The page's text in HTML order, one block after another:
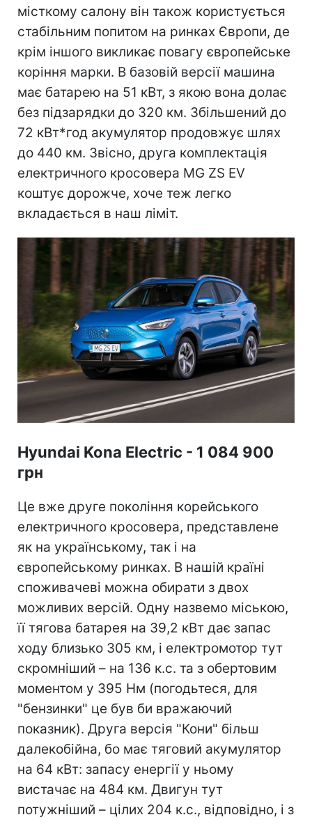
місткому салону він також користується
стабільним попитом на ринках Європи, де
крім іншого викликає повагу європейське
коріння марки. В базовій версії машина
має батарею на 51 кВт, з якою вона долає
без підзарядки до 320 км. Збільшений до
72 кВт*год акумулятор продовжує шлях
до 440 км. Звісно, друга комплектація
електричного кросовера MG ZS EV
коштує дорожче, хоче теж легко
вкладається в наш ліміт.
Hyundai Kona Electric - 1 084 900
грн
Це вже друге покоління корейського
електричного кросовера, представлене
як на українському, так і на
європейському ринках. В нашій країні
споживачеві можна обирати з двох
можливих версій. Одну назвемо міською,
її тягова батарея на 39,2 кВт дає запас
ходу близько 305 км, і електромотор тут
скромніший – на 136 к.с. та з обертовим
моментом у 395 Нм (погодьтеся, для
"бензинки" це був би вражаючий
показник). Друга версія "Кони" більш
далекобійна, бо має тяговий акумулятор
на 64 кВт: запасу енергії у ньому
вистачає на 484 км. Двигун тут
потужніший – цілих 204 к.с., відповідно, і з